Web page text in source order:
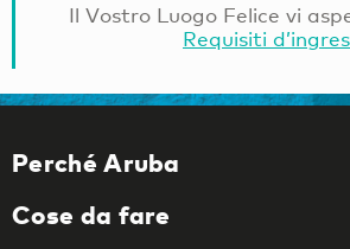
Il Vostro Luogo Felice vi
Requisiti
Perché Aruba
Cose da fare